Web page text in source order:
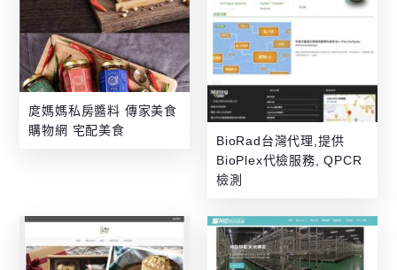
庹媽媽私房醬料 傳家美食
購物網 宅配美食
BioRad台灣代理,提供
BioPlex代檢服務, QPCR
檢測